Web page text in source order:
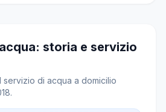
storia e servizio
servizio di acqua a domicilio